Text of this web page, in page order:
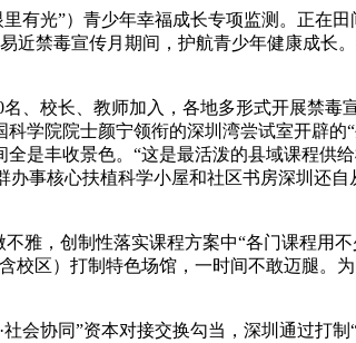
光”）青少年幸福成长专项监测。正在田
近禁毒宣传月期间，护航青少年健康成长
、校长、教师加入，各地多形式开展禁毒
学院院士颜宁领衔的深圳湾尝试室开辟的
是丰收景色。“这是最活泼的县域课程供
办事核心扶植科学小屋和社区书房深圳还自
，创制性落实课程方案中“各门课程用不
校区）打制特色场馆，一时间不敢迈腿。
协同”资本对接交换勾当，深圳通过打制